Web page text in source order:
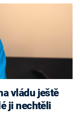
vládu ještě
ji nechtěli